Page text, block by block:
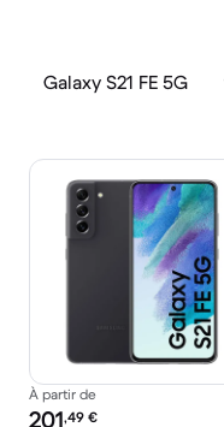
Galaxy S21 FE 5G
À partir de
Prix reconditionné :
201,49 €